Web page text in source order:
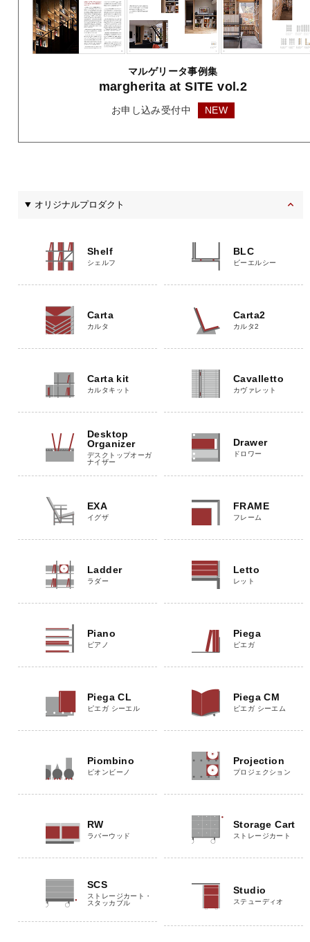
マルゲリータ事例集
margherita at SITE vol.2
お申し込み受付中 NEW
オリジナルプロダクト
Shelf
シェルフ
BLC
ビーエルシー
Carta
カルタ
Carta2
カルタ2
Carta kit
カルタキット
Cavalletto
カヴァレット
Desktop
Organizer
デスクトップオーガ
ナイザー
Drawer
ドロワー
EXA
イグザ
FRAME
フレーム
Ladder
ラダー
Letto
レット
Piano
ピアノ
Piega
ピエガ
Piega CL
ピエガ シーエル
Piega CM
ピエガ シーエム
Piombino
ピオンビーノ
Projection
プロジェクション
RW
ラバーウッド
Storage Cart
ストレージカート
SCS
ストレージカート・
スタッカブル
Studio
ステューディオ